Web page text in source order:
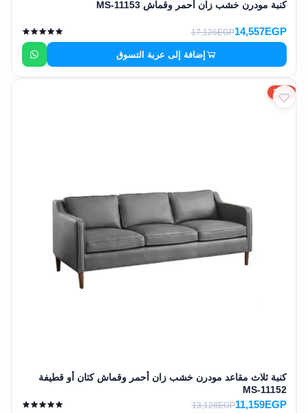
كنبة مودرن خشب زان أحمر وقماش MS-11153
14,557EGP
17,126EGP
إضافة إلى عربة التسوق
15%
كنبة ثلاث مقاعد مودرن خشب زان أحمر وقماش كتان أو قطيفة
MS-11152
11,159EGP
13,128EGP